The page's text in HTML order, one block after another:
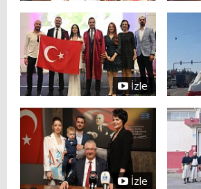
İzle
İzle